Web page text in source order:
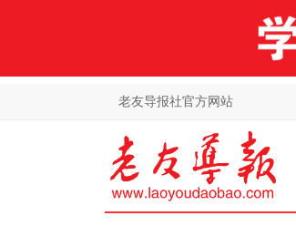
老友导报社官方网站